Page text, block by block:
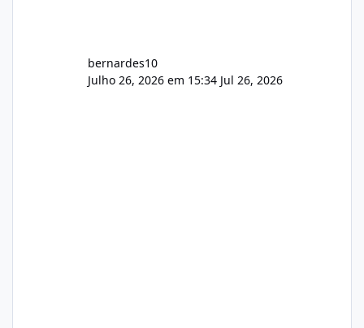
bernardes10
Julho 26, 2026 em 15:34 Jul 26, 2026